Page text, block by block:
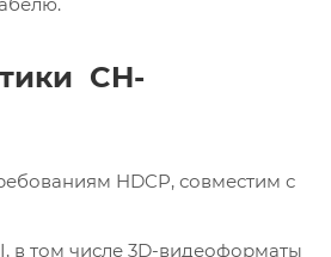
CH-
HDCP, совместим с
в том числе 3D-видеоформаты